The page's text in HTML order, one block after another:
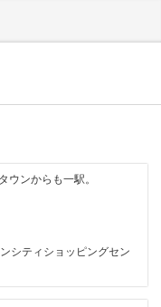
ウンからも一駅。
シティショッピングセン